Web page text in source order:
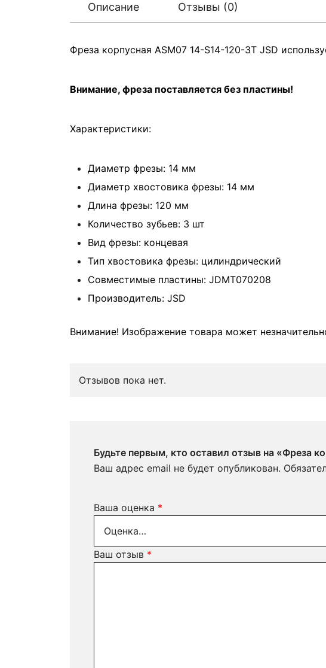
Описание Отзывы (0)
Фреза корпусная ASM07 14-S14-120-3T JSD
Внимание, фреза поставляется без пластины!
Характеристики:
Диаметр фрезы: 14 мм
Диаметр хвостовика фрезы: 14 мм
Длина фрезы: 120 мм
Количество зубьев: 3 шт
Вид фрезы: концевая
Тип хвостовика фрезы: цилиндрический
Совместимые пластины: JDMT070208
Производитель: JSD
Внимание! Изображение товара может
Отзывов пока нет.
Будьте первым, кто оставил отзыв на «Фреза
Ваш адрес email не будет опубликован.
Ваша оценка *
Ваш отзыв *